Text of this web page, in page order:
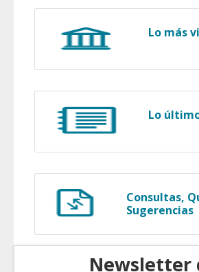
Lo más
Lo
Consultas,
Sugerencias
Newsletter